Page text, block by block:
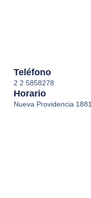
Teléfono
2 2 5858278
Horario
Nueva Providencia 1881